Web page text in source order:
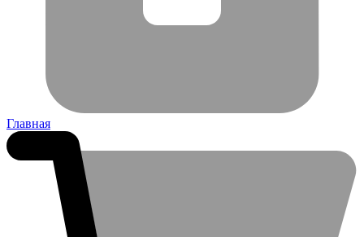
Главная